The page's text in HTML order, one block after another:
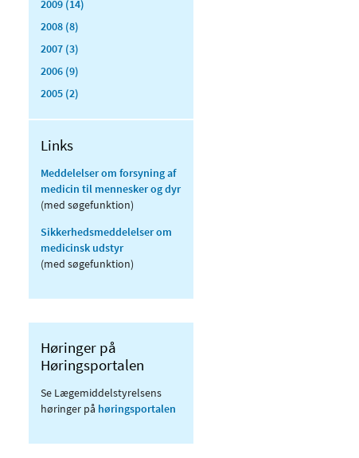
2009 (14)
2008 (8)
2007 (3)
2006 (9)
2005 (2)
Links
Meddelelser om forsyning af
medicin til mennesker og dyr
(med søgefunktion)
Sikkerhedsmeddelelser om
medicinsk udstyr
(med søgefunktion)
Høringer på
Høringsportalen
Se Lægemiddelstyrelsens
høringer på høringsportalen